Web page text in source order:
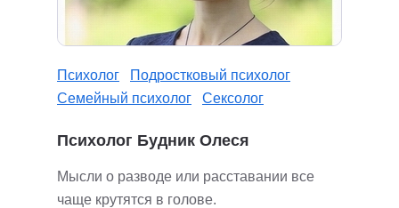
Психолог
Подростковый психолог
Семейный психолог
Сексолог
Психолог Будник Олеся
Мысли о разводе или расставании все
чаще крутятся в голове.